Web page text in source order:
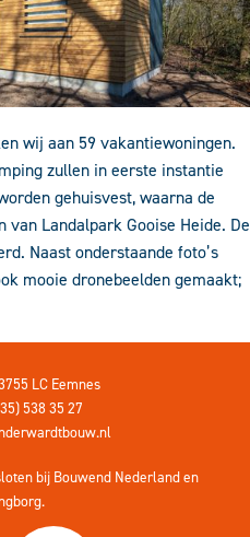
wij aan 59 vakantiewoningen.
zullen in eerste instantie
gehuisvest, waarna de
Landalpark Gooise Heide. De
Naast onderstaande foto’s
mooie dronebeelden gemaakt;
LC Eemnes
538 35 27
bij Bouwend Nederlanden
.